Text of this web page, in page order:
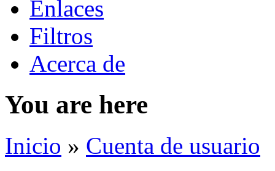
Enlaces
Filtros
Acerca de
You are here
Inicio » Cuenta de usuario